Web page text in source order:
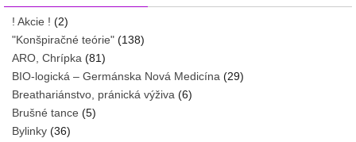
! Akcie ! (2)
"Konšpiračné teórie" (138)
ARO, Chrípka (81)
BIO-logická – Germánska Nová Medicína (29)
Breathariánstvo, pránická výživa (6)
Brušné tance (5)
Bylinky (36)